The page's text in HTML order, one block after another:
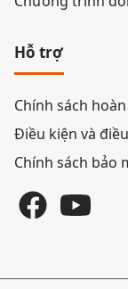
Hỗ trợ
Chính sách
Điều kiện và
Chính sách bảo